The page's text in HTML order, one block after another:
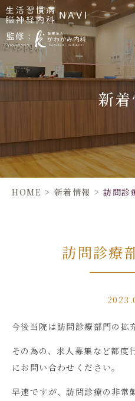
新
HOME > 新着情報 > 訪問診
訪問診療
今後当院は訪問診療部門の拡
その為の、求人募集など都度
にお問い合わせください。
早速ですが、訪問診療の非常